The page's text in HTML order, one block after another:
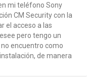
mi teléfono Sony
CM Security con la
el acceso a las
pero tengo un
encuentro como
de manera